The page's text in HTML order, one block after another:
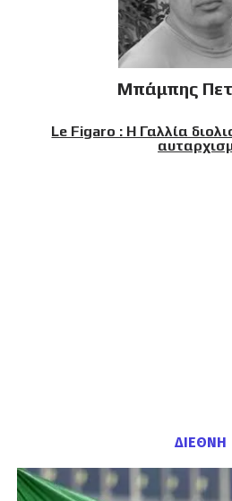
Μπάμπης
Le Figaro : Η Γαλλία
ΔΙΕΘΝΗ